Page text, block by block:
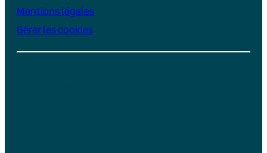
Mentions légales
Gérer les cookies